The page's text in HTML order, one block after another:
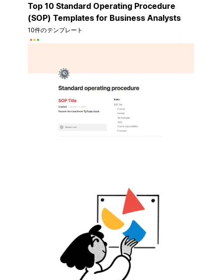
Top 10 Standard Operating Procedure
(SOP) Templates for Business Analysts
10件のテンプレート